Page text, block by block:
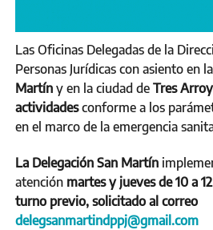
Las Oficinas Delegadas de la
Personas Jurídicas con asiento en
Martín y en la ciudad de Tres
actividadesconforme a los
en el marco de la emergencia
La Delegación San Martín
atención martes y jueves de 10 a
turno previo, solicitado al correo
delegsanmartindppj@gmail.com